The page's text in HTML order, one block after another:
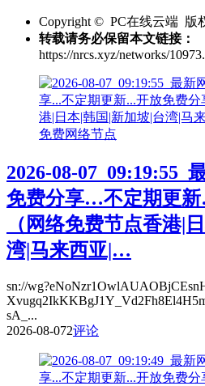
Copyright © PC在线云端 版
转载请务必保留本文链接：
https://nrcs.xyz/networks/
免费网络节点
2026-08-07_09:19:55_
免费分享…不定期更
（网络免费节点香港|
湾|马来西亚|…
sn://
sA_...
2026-08-072评论